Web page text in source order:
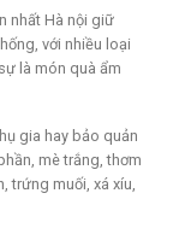
nhất Hà nội giữ
với nhiều loại
là món quà ẩm
gia hay bảo quản
mè trắng, thơm
trứng muối, xá xíu,